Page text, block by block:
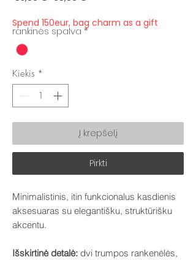
Spend 150eur, bag charm as a gift
rankinės spalva *
Kiekis *
Į krepšelį
Pirkti
Minimalistinis, itin funkcionalus kasdienis
aksesuaras su elegantišku, struktūrišku
akcentu.
Išskirtinė detalė: dvi trumpos rankenėlės,